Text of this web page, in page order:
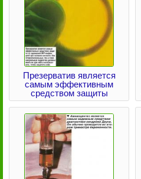
Презерватив является
самым эффективным
средством защиты